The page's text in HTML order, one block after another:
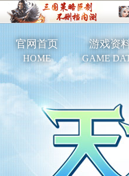
官网首页
HOME
游戏资
GAME